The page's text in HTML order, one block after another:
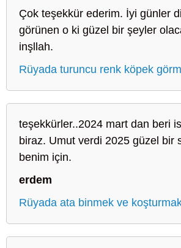
Çok teşekkür ederim. İyi günler
görünen o ki güzel bir şeyler
inşllah.
Rüyada turuncu renk köpek
teşekkürler..2024 mart dan beri
biraz. Umut verdi 2025 güzel bir
benim için.
erdem
Rüyada ata binmek ve